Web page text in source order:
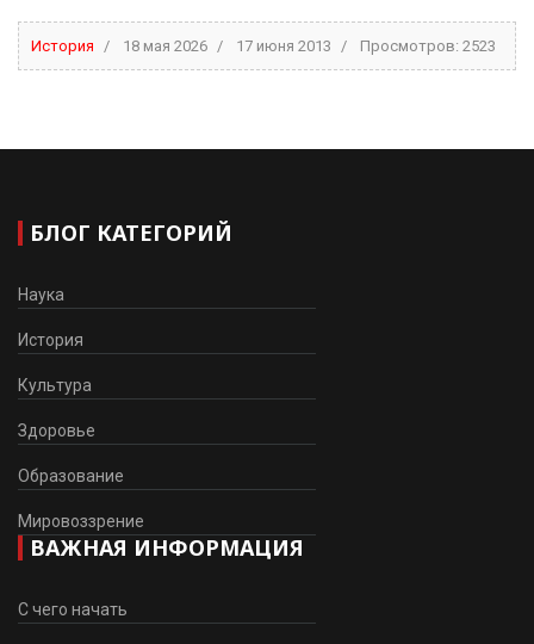
История 18 мая 2026 17 июня 2013 Просмотров: 2523
БЛОГ КАТЕГОРИЙ
Наука
История
Культура
Здоровье
Образование
Мировоззрение
ВАЖНАЯ ИНФОРМАЦИЯ
С чего начать